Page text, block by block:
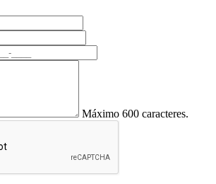
Máximo 600 caracteres.